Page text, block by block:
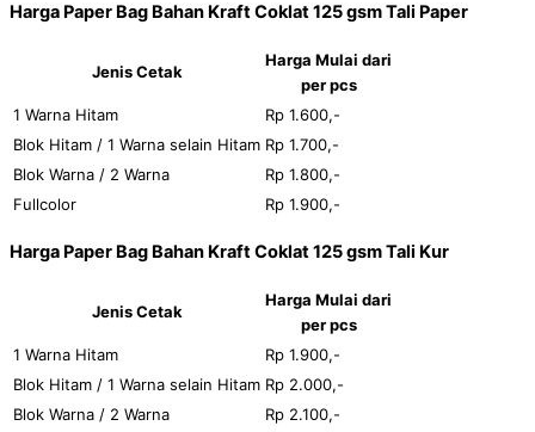
Harga Paper Bag Bahan Kraft Coklat 125 gsm Tali Paper
Jenis Cetak
Harga Mulai dari
per pcs
1 Warna Hitam
Rp 1.600,-
Blok Hitam / 1 Warna selain Hitam Rp 1.700,-
Blok Warna / 2 Warna
Rp 1.800,-
Fullcolor
Rp 1.900,-
Harga Paper Bag Bahan Kraft Coklat 125 gsm Tali Kur
Jenis Cetak
Harga Mulai dari
per pcs
1 Warna Hitam
Rp 1.900,-
Blok Hitam / 1 Warna selain Hitam Rp 2.000,-
Blok Warna / 2 Warna
Rp 2.100,-